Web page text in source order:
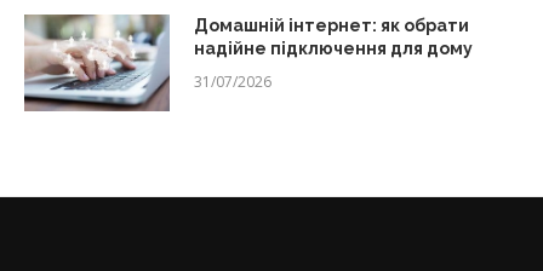
Домашній інтернет: як обрати
надійне підключення для дому
31/07/2026